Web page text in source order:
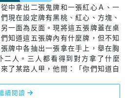
中拿出二張鬼牌和一張紅心Ａ、一
現在設定牌有黑桃、紅心、方塊、
一面為反面。現將這五張牌蓋在桌
知道這五張牌內有什麼牌，但不知
牌中各抽出一張拿在手上，舉在胸
二人。三人都看得到對方拿了什麼
了某路人甲，他問：「你們知道自
續閱讀